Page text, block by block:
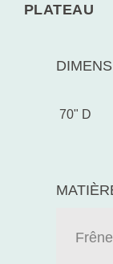
PLATEAU
Frêne